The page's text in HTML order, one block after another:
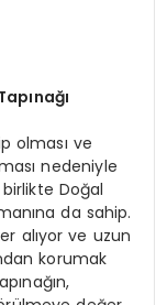
ınağı
olması ve
nedeniyle
Doğal
da sahip.
alıyor ve uzun
korumak